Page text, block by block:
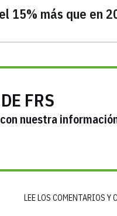
15% más que en
FRS
nuestra
LEE LOS COMENTARIOS